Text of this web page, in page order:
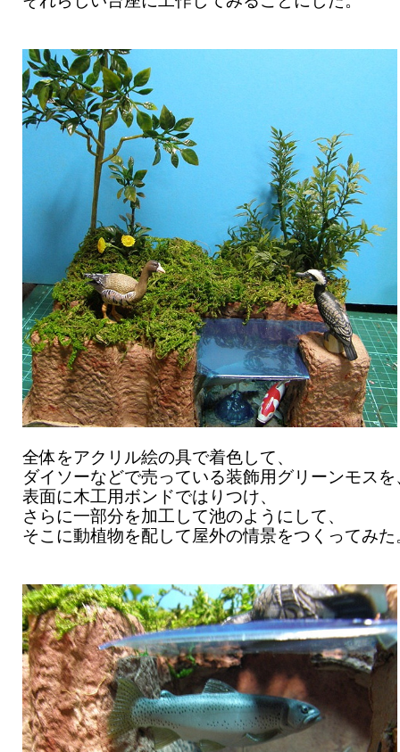
全体をアクリル絵の具で着色して、
ダイソーなどで売っている装飾用グリーンモスを
表面に木工用ボンドではりつけ、
さらに一部分を加工して池のようにして、
そこに動植物を配して屋外の情景をつくってみた